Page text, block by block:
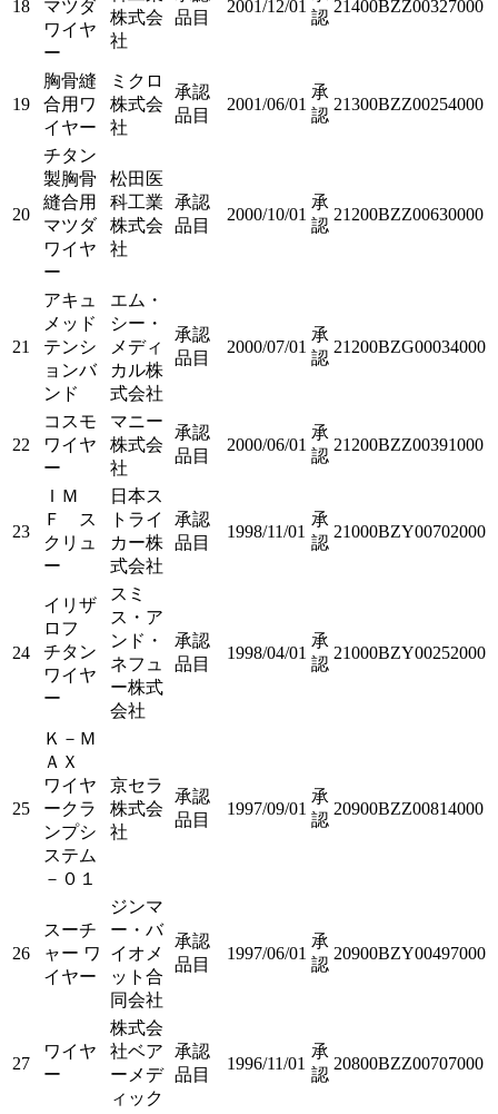
18
マツダ
ワイヤ
ー
株式会
社
品目
2001/12/01
認
21400BZZ00327000
19
胸骨縫
合用ワ
イヤー
ミクロ
株式会
社
承認
品目
2001/06/01
承
認
21300BZZ00254000
20
チタン
製胸骨
縫合用
マツダ
ワイヤ
ー
松田医
科工業
株式会
社
承認
品目
2000/10/01
承
認
21200BZZ00630000
21
アキュ
メッド
テンシ
ョンバ
ンド
エム・
シー・
メディ
カル株
式会社
承認
品目
2000/07/01
承
認
21200BZG00034000
22
コスモ
ワイヤ
ー
マニー
株式会
社
承認
品目
2000/06/01
承
認
21200BZZ00391000
23
ＩＭ
Ｆ ス
クリュ
ー
日本ス
トライ
カー株
式会社
承認
品目
1998/11/01
承
認
21000BZY00702000
24
イリザ
ロフ
チタン
ワイヤ
ー
スミ
ス・ア
ンド・
ネフュ
ー株式
会社
承認
品目
1998/04/01
承
認
21000BZY00252000
25
Ｋ－Ｍ
ＡＸ
ワイヤ
ークラ
ンプシ
ステム
－０１
京セラ
株式会
社
承認
品目
1997/09/01
承
認
20900BZZ00814000
26
スーチ
ャー ワ
イヤー
ジンマ
ー・バ
イオメ
ット合
同会社
承認
品目
1997/06/01
承
認
20900BZY00497000
27
ワイヤ
ー
株式会
社ベア
ーメデ
ィック
承認
品目
1996/11/01
承
認
20800BZZ00707000